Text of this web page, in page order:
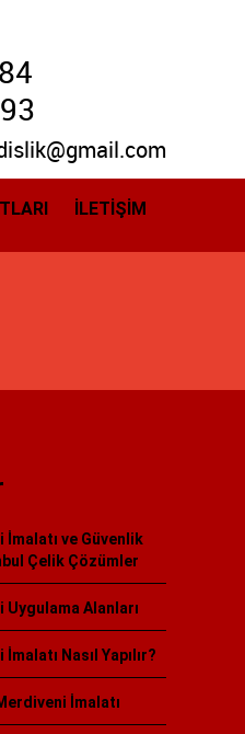
İLETİŞİM
İmalatı ve Güvenlik
Çelik Çözümler
Uygulama Alanları
Nasıl Yapılır?
İmalatı